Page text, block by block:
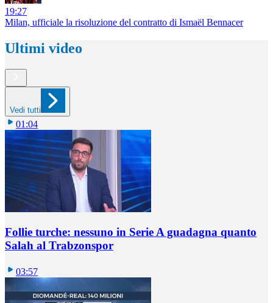
19:27
Milan, ufficiale la risoluzione del contratto di Ismaël Bennacer
Ultimi video
Vedi tutti
01:04
Follie turche: nessuno in Serie A guadagna quanto
Salah al Trabzonspor
03:57